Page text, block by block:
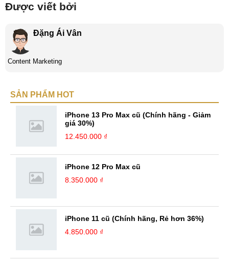
Được viết bởi
Đặng Ái Vân
Content Marketing
SẢN PHẨM HOT
iPhone 13 Pro Max cũ (Chính hãng - Giảm
giá 30%)
12.450.000 ₫
iPhone 12 Pro Max cũ
8.350.000 ₫
iPhone 11 cũ (Chính hãng, Rẻ hơn 36%)
4.850.000 ₫